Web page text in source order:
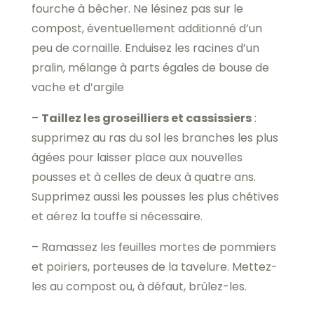
fourche à bêcher. Ne lésinez pas sur le
compost, éventuellement additionné d’un
peu de cornaille. Enduisez les racines d’un
pralin, mélange à parts égales de bouse de
vache et d’argile
– Taillez les groseilliers et cassissiers:
supprimez au ras du sol les branches les plus
âgées pour laisser place aux nouvelles
pousses et à celles de deux à quatre ans.
Supprimez aussi les pousses les plus chétives
et aérez la touffe si nécessaire.
– Ramassez les feuilles mortes de pommiers
et poiriers, porteuses de la tavelure. Mettez-
les au compost ou, à défaut, brûlez-les.